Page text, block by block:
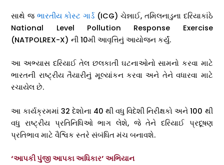
સાથે જ ભારતીય કોસ્ટ ગાર્ડ(ICG) ચેન્નાઈ, તમિલનાડુના દરિયાકાંઠે
National Level Pollution Response Exercise
(NATPOLREX-X) ની 10મી આવૃત્તિનું આયોજન કર્યું.
આ અભ્યાસ દરિયાઈ તેલ છલકાતી ઘટનાઓનો સામનો કરવા માટે
ભારતની રાષ્ટ્રીય તૈયારીનું મૂલ્યાંકન કરવા અને તેને વધારવા માટે
રચાયેલ છે.
આ કાર્યક્રમમાં 32 દેશોના 40 થી વધુ વિદેશી નિરીક્ષકો અને 100 થી
વધુ રાષ્ટ્રીય પ્રતિનિધિઓ ભાગ લેશે, જે તેને દરિયાઈ પ્રદૂષણ
પ્રતિભાવ માટે વૈશ્વિક સ્તરે સંબંધિત મંચ બનાવશે.
‘આપકી પુંજી આપકા અધિકાર’ અભિયાન